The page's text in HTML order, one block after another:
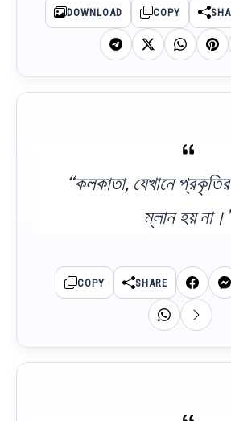
DOWNLOAD COPY
“কলকাতা, যেখানে
ম্লান হয়
COPY SHARE